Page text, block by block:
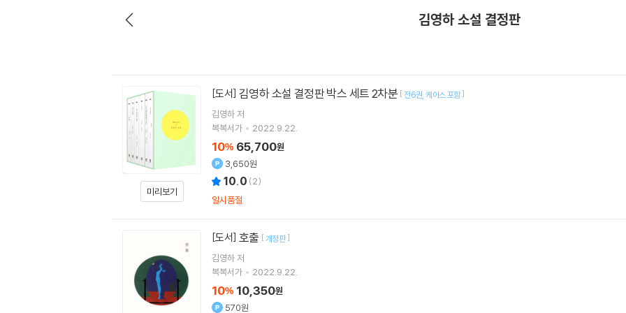
김영하 소설 결정판
미리보기
[도서] 김영하 소설 결정판 박스 세트 2차분 [ 전6권 케이스 포함]
김영하저
복복서가
2022.9.22.
10% 65,700원
3,650원
10.0 (2)
일시품절
[도서] 호출 [개정판]
김영하저
복복서가
2022.9.22.
10% 10,350원
570원